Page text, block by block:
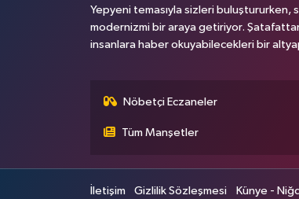
Yepyeni temasıyla sizleri buluştururken,
modernizmi bir araya getiriyor. Şatafattan
insanlara haber okuyabilecekleri bir
Nöbetçi Eczaneler
Tüm Manşetler
İletişim Gizlilik Sözleşmesi Künye -